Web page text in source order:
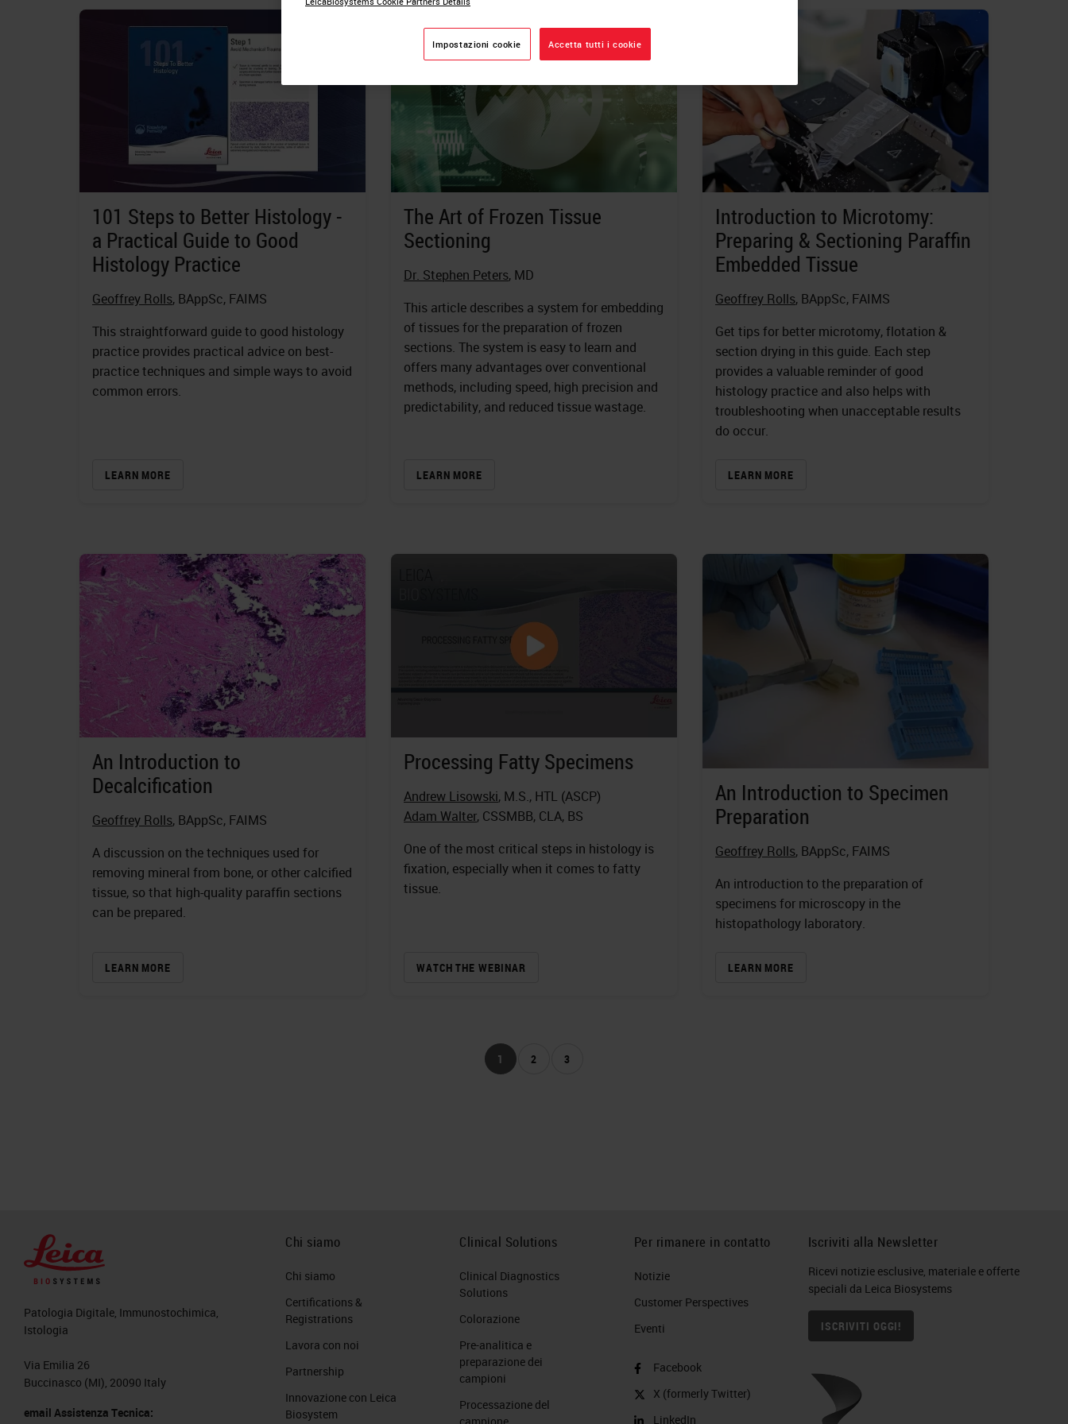
101 Steps to Better Histology -
a Practical Guide to Good
Histology Practice
Geoffrey Rolls, BAppSc, FAIMS
This straightforward guide to good histology
practice provides practical advice on best-
practice techniques and simple ways to avoid
common errors.
LEARN MORE
The Art of Frozen Tissue
Sectioning
Dr. Stephen Peters, MD
This article describes a system for embedding
of tissues for the preparation of frozen
sections. The system is easy to learn and
offers many advantages over conventional
methods, including speed, high precision and
predictability, and reduced tissue wastage.
LEARN MORE
Introduction to Microtomy:
Preparing & Sectioning Paraffin
Embedded Tissue
Geoffrey Rolls, BAppSc, FAIMS
Get tips for better microtomy, flotation &
section drying in this guide. Each step
provides a valuable reminder of good
histology practice and also helps with
troubleshooting when unacceptable results
do occur.
LEARN MORE
An Introduction to
Decalcification
Geoffrey Rolls, BAppSc, FAIMS
A discussion on the techniques used for
removing mineral from bone, or other calcified
tissue, so that high-quality paraffin sections
can be prepared.
LEARN MORE
Processing Fatty Specimens
Andrew Lisowski, M.S., HTL (ASCP)
Adam Walter, CSSMBB, CLA, BS
One of the most critical steps in histology is
fixation, especially when it comes to fatty
tissue.
WATCH THE WEBINAR
An Introduction to Specimen
Preparation
Geoffrey Rolls, BAppSc, FAIMS
An introduction to the preparation of
specimens for microscopy in the
histopathology laboratory.
LEARN MORE
1 2 3
Patologia Digitale, Immunostochimica,
Istologia
Via Emilia 26
Buccinasco (MI), 20090 Italy
email Assistenza Tecnica:
Chi siamo
Chi siamo
Certifications &
Registrations
Lavora con noi
Partnership
Innovazione con Leica
Biosystem
Clinical Solutions
Clinical Diagnostics
Solutions
Colorazione
Pre-analitica e
preparazione dei
campioni
Processazione del
Per rimanere in contatto
Notizie
Customer Perspectives​
Eventi
Facebook
X (formerly Twitter)
LinkedIn
Iscriviti alla Newsletter
Ricevi notizie esclusive, materiale e offerte
speciali da Leica Biosystems
ISCRIVITI OGGI!
Impostazioni cookie Accetta tutti i cookie